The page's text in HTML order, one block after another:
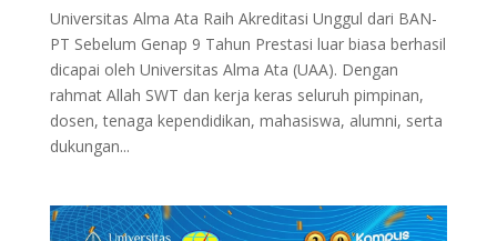
Universitas Alma Ata Raih Akreditasi Unggul dari BAN-
PT Sebelum Genap 9 Tahun Prestasi luar biasa berhasil
dicapai oleh Universitas Alma Ata (UAA). Dengan
rahmat Allah SWT dan kerja keras seluruh pimpinan,
dosen, tenaga kependidikan, mahasiswa, alumni, serta
dukungan...